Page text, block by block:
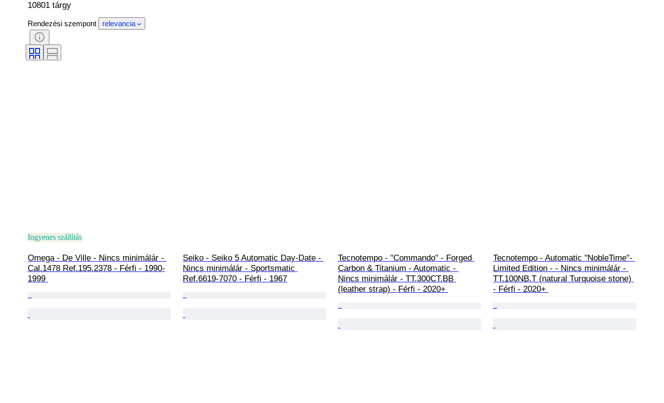
10801 tárgy
Rendezési szempont relevancia
Ingyenes szállítás
Omega - De Ville - Nincs minimálár -
Cal.1478 Ref.195.2378 - Férfi - 1990-
1999
Seiko - Seiko 5 Automatic Day-Date -
Nincs minimálár - Sportsmatic
Ref.6619-7070 - Férfi - 1967
Tecnotempo - "Commando" - Forged
Carbon & Titanium - Automatic -
Nincs minimálár - TT.300CT.BB
(leather strap) - Férfi - 2020+
Tecnotempo - Automatic "NobleTime"-
Limited Edition - - Nincs minimálár -
TT.100NB.T (natural Turquoise stone)
- Férfi - 2020+